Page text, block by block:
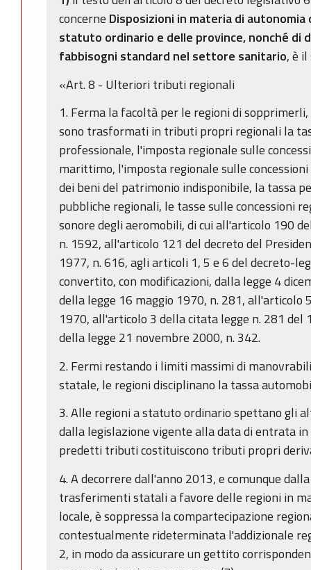
concerne Disposizioni in materia di
statuto ordinario e delle province, nonché di
fabbisogni standard nel settore sanitario, è
«Art. 8 - Ulteriori tributi regionali
1. Ferma la facoltà per le regioni di
sono trasformati in tributi propri regionali la
professionale, l'imposta regionale sulle
marittimo, l'imposta regionale sulle
dei beni del patrimonio indisponibile, la tassa
pubbliche regionali, le tasse sulle concessioni
sonore degli aeromobili, di cui all'articolo 190
n. 1592, all'articolo 121 del decreto del
1977, n. 616, agli articoli 1, 5 e 6 del decreto-
convertito, con modificazioni, dalla legge 4
della legge 16 maggio 1970, n. 281, all'articolo
1970, all'articolo 3 della citata legge n. 281 del
della legge 21 novembre 2000, n. 342.
2. Fermi restando i limiti massimi di
statale, le regioni disciplinano la tassa
3. Alle regioni a statuto ordinario spettano gli
dalla legislazione vigente alla data di entrata
predetti tributi costituiscono tributi propri
4. A decorrere dall'anno 2013, e comunque
trasferimenti statali a favore delle regioni in
locale, è soppressa la compartecipazione
contestualmente rideterminata l'addizionale
2, in modo da assicurare un gettito